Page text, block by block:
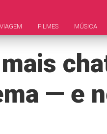
VIAGEM FILMES MÚSICA
— e